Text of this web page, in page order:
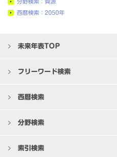
分野検索：資源
西暦検索：2050年
未来年表TOP
フリーワード検索
西暦検索
分野検索
索引検索